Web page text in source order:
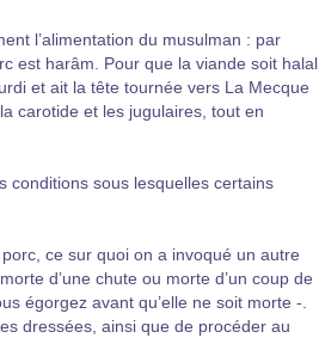
l’alimentation du musulman : par
est harâm. Pour que la viande soit halal,
et ait la tête tournée vers La Mecque
carotide et les jugulaires, tout en
conditions sous lesquelles certains
ce sur quoi on a invoqué un autre
d’une chute ou morte d’un coup de
égorgez avant qu’elle ne soit morte -.
dressées, ainsi que de procéder au